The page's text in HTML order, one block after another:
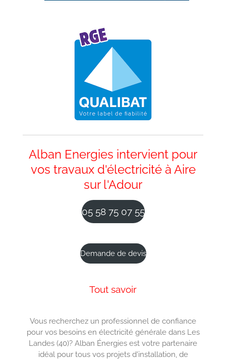
Alban Energies intervient pour
vos travaux d'électricité à Aire
sur l'Adour
05 58 75 07 55
Demande de devis
Tout savoir
Vous recherchez un professionnel de confiance
pour vos besoins en électricité générale dans Les
Landes (40)? Alban Énergies est votre partenaire
idéal pour tous vos projets d'installation, de